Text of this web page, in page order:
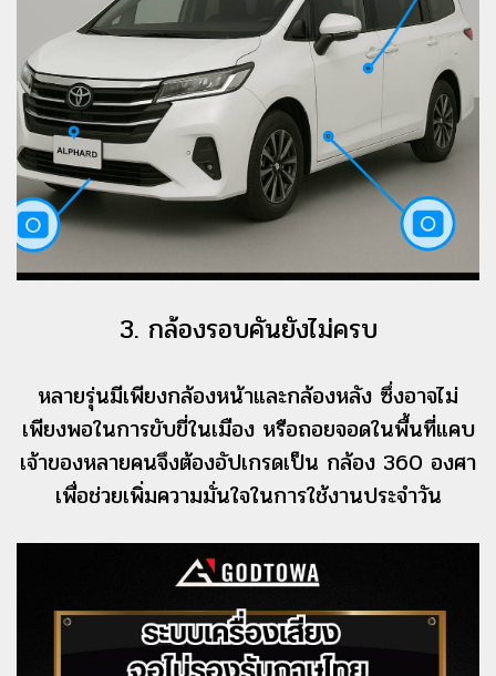
3. กล้องรอบคันยังไม่ครบ
หลายรุ่นมีเพียงกล้องหน้าและกล้องหลัง ซึ่งอาจไม่
เพียงพอในการขับขี่ในเมือง หรือถอยจอดในพื้นที่แคบ
เจ้าของหลายคนจึงต้องอัปเกรดเป็น กล้อง 360 องศา
เพื่อช่วยเพิ่มความมั่นใจในการใช้งานประจำวัน